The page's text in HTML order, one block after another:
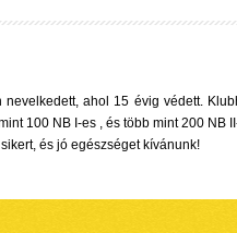
ahol 15 évig védett.
100 NB I-es , és több mint 200 NB
és jó egészséget kívánunk!